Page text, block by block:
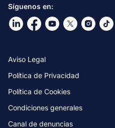
Síguenos en:
Ir a nuestro Linkdin
Ir a nuestro Facebook
Ir a nuestro canal
Ir a nuestro X
Ir a Ir a
Aviso Legal
Política de Privacidad
Política de Cookies
Condiciones generales
Canal de denuncias